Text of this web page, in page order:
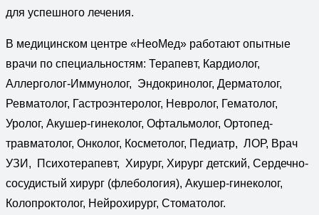
для успешного лечения.
В медицинском центре «НеоМед» работают опытные
врачи по специальностям: Терапевт, Кардиолог,
Аллерголог-Иммунолог, Эндокринолог, Дерматолог,
Ревматолог, Гастроэнтеролог, Невролог, Гематолог,
Уролог, Акушер-гинеколог, Офтальмолог, Ортопед-
травматолог, Онколог, Косметолог, Педиатр, ЛОР, Врач
УЗИ, Психотерапевт, Хирург, Хирург детский, Сердечно-
сосудистый хирург (флебология), Акушер-гинеколог,
Колопроктолог, Нейрохирург, Стоматолог.